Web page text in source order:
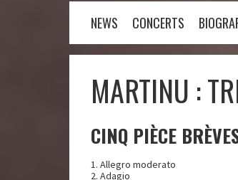
NEWS CONCERTS
MARTINU :
CINQ PIÈCE
1. Allegro moderato
2. Adagio